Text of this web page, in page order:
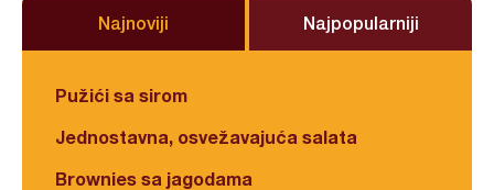
Najnoviji Najpopularniji
Pužići sa sirom
Jednostavna, osvežavajuća salata
Brownies sa jagodama